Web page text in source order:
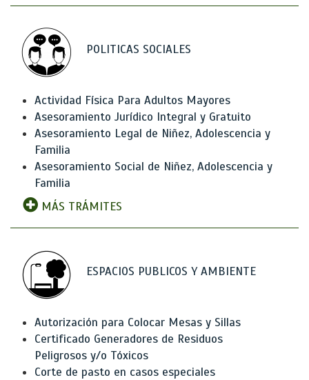
POLITICAS SOCIALES
Actividad Física Para Adultos Mayores
Asesoramiento Jurídico Integral y Gratuito
Asesoramiento Legal de Niñez, Adolescencia y
Familia
Asesoramiento Social de Niñez, Adolescencia y
Familia
MÁS TRÁMITES
ESPACIOS PUBLICOS Y AMBIENTE
Autorización para Colocar Mesas y Sillas
Certificado Generadores de Residuos
Peligrosos y/o Tóxicos
Corte de pasto en casos especiales